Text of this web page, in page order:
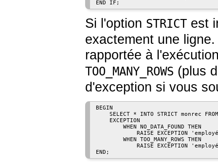
Si l'option STRICT est
exactement une
rapportée à
TOO_MANY_ROWS (plus
d'exception si vous
BEGIN
SELECT * INTO STRICT monrec
    EXCEPTION
        WHEN NO_DATA_FOUND THEN
RAISE EXCEPTION
        WHEN TOO_MANY_ROWS THEN
RAISE EXCEPTION